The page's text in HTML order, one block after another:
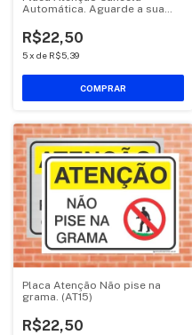
Automática. Aguarde a sua
R$22,50
5x de R$5,39
COMPRAR
Placa Atenção Não pise na
grama. (AT15)
R$22,50